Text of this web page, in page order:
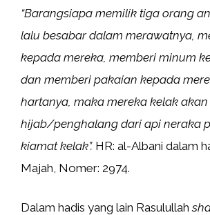
“Barangsiapa memilik tiga orang
lalu besabar dalam merawatnya,
kepada mereka, memberi minum
dan memberi pakaian kepada
hartanya, maka mereka kelak
hijab/penghalang dari api neraka
kiamat kelak”. HR: al-Albani dalam
Majah, Nomer: 2974.
Dalam hadis yang lain Rasulullah